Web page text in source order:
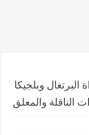
وبلجيكا